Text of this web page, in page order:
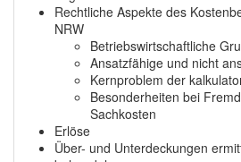
Rechtliche Aspekte des
NRW
Betriebswirtschaftliche
Ansatzfähige und nicht
Kernproblem der
Besonderheiten bei
Sachkosten
Erlöse
Über- und Unterdeckungen